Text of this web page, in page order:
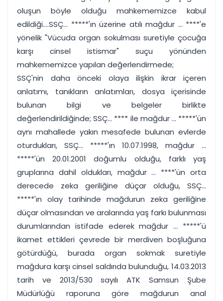
oluşun böyle olduğu mahkememizce kabul
edildiği....SSÇ... *****'ın üzerine atılı mağdur ... ****'e
yönelik "Vücuda organ sokulması suretiyle çocuğa
karşı cinsel istismar" suçu yönünden
mahkememizce yapılan değerlendirmede;
SSÇ'nin daha önceki olaya ilişkin ikrar içeren
anlatımı, tanıkların anlatımları, dosya içerisinde
bulunan bilgi ve belgeler birlikte
değerlendirildiğinde; SSÇ... **** ile mağdur ... *****'ün
aynı mahallede yakın mesafede bulunan evlerde
oturdukları, SSÇ... *****'ın 10.07.1998, mağdur ...
*****'ün 20.01.2001 doğumlu olduğu, farklı yaş
gruplarına dahil oldukları, mağdur ... ****'ün orta
derecede zeka geriliğine düçar olduğu, SSÇ...
*****'ın olay tarihinde mağdurun zeka geriliğine
düçar olmasından ve aralarında yaş farkı bulunması
durumlarından istifade ederek mağdur ... *****'ü
ikamet ettikleri çevrede bir merdiven boşluğuna
götürdüğü, burada organ sokmak suretiyle
mağdura karşı cinsel saldırıda bulunduğu, 14.03.2013
tarih ve 2013/530 sayılı ATK Samsun Şube
Müdürlüğü raporuna göre mağdurun anal